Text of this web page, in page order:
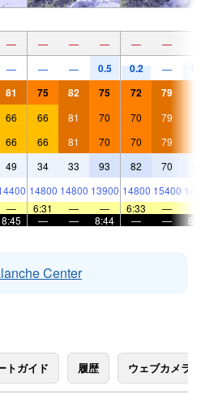
— — — — — —
— — — 0.5 0.2 —
81 75 82 75 72 79
66 66 81 70 70 79
66 66 81 70 70 79
49 34 33 93 82 70
14800 14800 13900 14800 15400
— 6:31 — — 6:33 —
8:45 — — 8:44 — —
Center
トガイド 履歴 ウェブカメラ